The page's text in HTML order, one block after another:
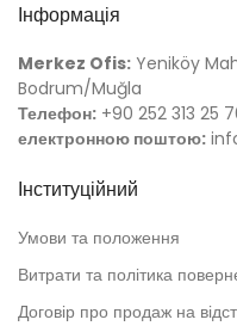
Інформація
Merkez Ofis: Yeniköy
Bodrum/Muğla
Телефон: +90 252 313 25
електронною поштою:
Інституційний
Умови та положення
Витрати та політика
Договір про продаж на